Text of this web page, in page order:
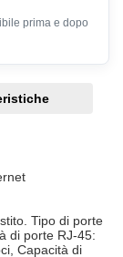
prima e dopo
Tipo di porte
di porte RJ-45:
Capacità di